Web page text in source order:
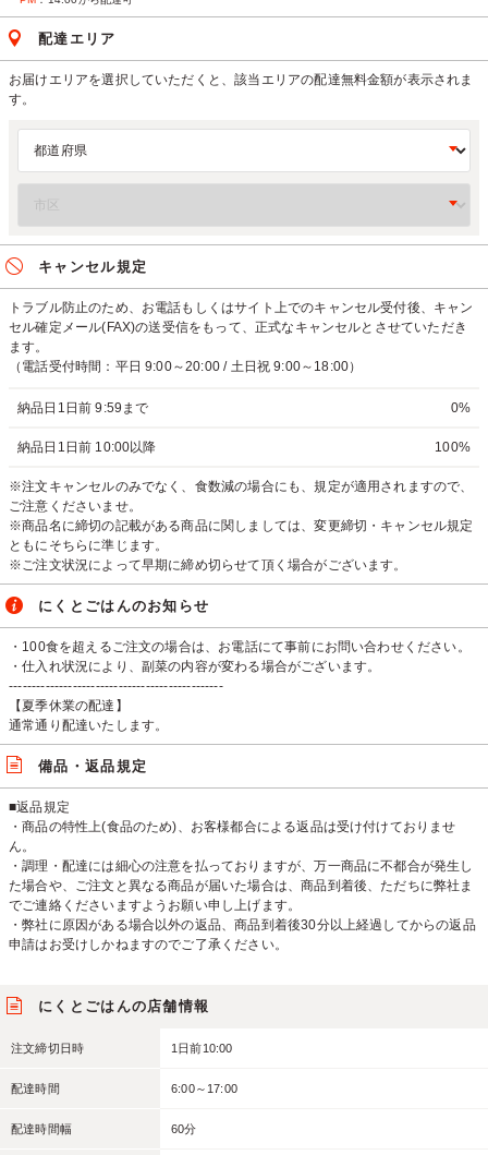
配達エリア
お届けエリアを選択していただくと、該当エリアの配達無料金額が表示されま
す。
キャンセル規定
トラブル防止のため、お電話もしくはサイト上でのキャンセル受付後、キャン
セル確定メール(FAX)の送受信をもって、正式なキャンセルとさせていただき
ます。
（電話受付時間：平日 9:00～20:00 / 土日祝 9:00～18:00）
納品日1日前 9:59まで 0%
納品日1日前 10:00以降 100%
※注文キャンセルのみでなく、食数減の場合にも、規定が適用されますので、
ご注意くださいませ。
※商品名に締切の記載がある商品に関しましては、変更締切・キャンセル規定
ともにそちらに準じます。
※ご注文状況によって早期に締め切らせて頂く場合がございます。
にくとごはんのお知らせ
・100食を超えるご注文の場合は、お電話にて事前にお問い合わせください。
・仕入れ状況により、副菜の内容が変わる場合がございます。
-----------------------------------------------
【夏季休業の配達】
通常通り配達いたします。
備品・返品規定
■返品規定
・商品の特性上(食品のため)、お客様都合による返品は受け付けておりませ
ん。
・調理・配達には細心の注意を払っておりますが、万一商品に不都合が発生し
た場合や、ご注文と異なる商品が届いた場合は、商品到着後、ただちに弊社ま
でご連絡くださいますようお願い申し上げます。
・弊社に原因がある場合以外の返品、商品到着後30分以上経過してからの返品
申請はお受けしかねますのでご了承ください。
にくとごはんの店舗情報
注文締切日時 1日前10:00
配達時間 6:00～17:00
配達時間幅 60分